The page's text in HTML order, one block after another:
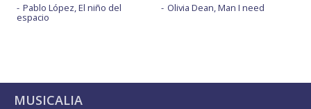
Pablo López, El niño del
espacio
Olivia Dean, Man I need
MUSICALIA